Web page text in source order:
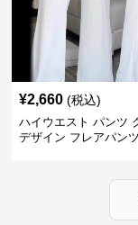
¥2,660 (税込)
ハイウエスト パンツ
デザイン フレアパンツ